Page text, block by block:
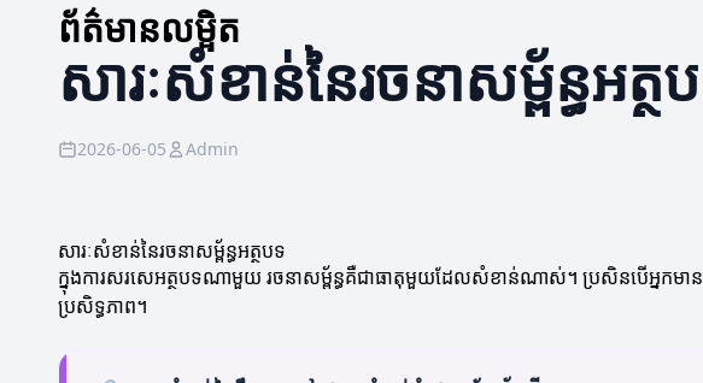
ព័ត៌មានលម្អិត
សារៈសំខាន់នៃរចនាសម្ព័ន្ធអត្ថ
2026-06-05 Admin
សារៈសំខាន់នៃរចនាសម្ព័ន្ធអត្ថបទ
ក្នុងការសរសេអត្ថបទណាមួយ រចនាសម្ព័ន្ធគឺជា​ធាតុមួយដែលសំខាន់ណាស់។ ប្រសិនបើអ្នកមា
ប្រសិទ្ធភាព។